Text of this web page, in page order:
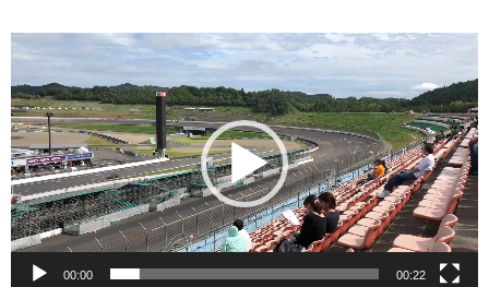
動
プ
レ
ー
ヤ
ー
00:00 00:22